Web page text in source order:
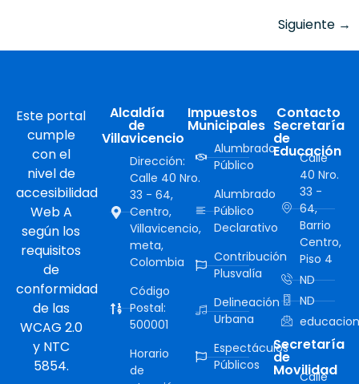
Siguiente →
Este portal
cumple
con el
nivel de
accesibilidad
Web A
según los
requisitos
de
conformidad
de las
WCAG 2.0
y NTC
5854.
Alcaldía
de
Villavicencio
Dirección:
Calle 40 Nro.
33 - 64,
Centro,
Villavicencio,
meta,
Colombia
Código
Postal:
500001
Horario
de
Impuestos
Municipales
Alumbrado
Público
Alumbrado
Público
Declarativo
Contribución
Plusvalía
Delineación
Urbana
Espectáculos
Públicos
Contacto
Secretaría
de
Educación
Calle
40 Nro.
33 -
64,
Barrio
Centro,
Piso 4
ND
ND
Secretaría
de
Movilidad
Calle